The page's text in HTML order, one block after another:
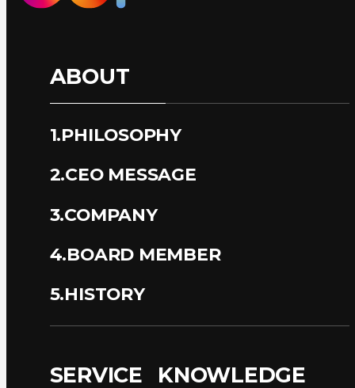
ABOUT
1.PHILOSOPHY
2.CEO MESSAGE
3.COMPANY
4.BOARD MEMBER
5.HISTORY
SERVICE KNOWLEDGE